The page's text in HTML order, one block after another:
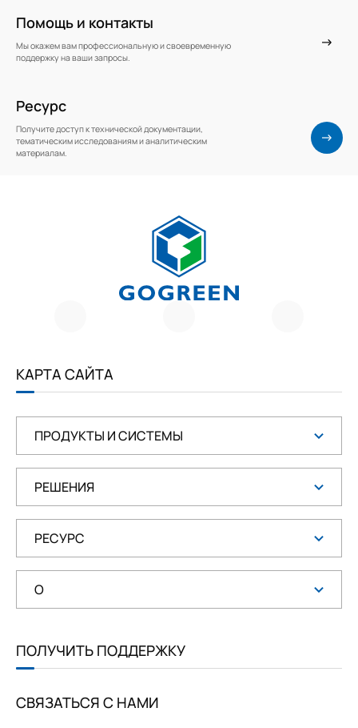
Помощь и контакты
Мы окажем вам профессиональную и своевременную
поддержку на ваши запросы.
Ресурс
Получите доступ к технической документации,
тематическим исследованиям и аналитическим
материалам.
КАРТА САЙТА
ПРОДУКТЫ И СИСТЕМЫ
РЕШЕНИЯ
РЕСУРС
О
ПОЛУЧИТЬ ПОДДЕРЖКУ
СВЯЗАТЬСЯ С НАМИ